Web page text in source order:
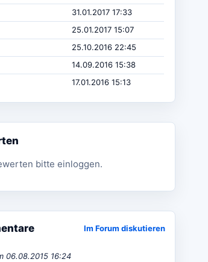
31.01.2017 17:33
25.01.2017 15:07
25.10.2016 22:45
14.09.2016 15:38
17.01.2016 15:13
bitte einloggen.
Im Forum diskutieren
06.08.2015 16:24